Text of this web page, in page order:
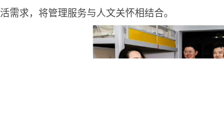
活需求，将管理服务与人文关怀相结合。